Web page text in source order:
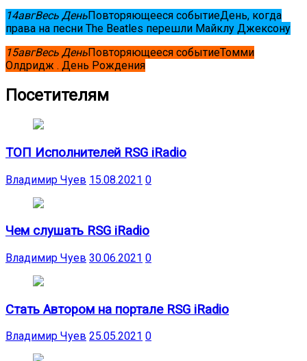
14авгВесь ДеньПовторяющееся событиеДень, когда
права на песни The Beatles перешли Майклу Джексону
15авгВесь ДеньПовторяющееся событиеТомми
Олдридж . День Рождения
Посетителям
ТОП Исполнителей RSG iRadio
Владимир Чуев 15.08.2021 0
Чем слушать RSG iRadio
Владимир Чуев 30.06.2021 0
Стать Автором на портале RSG iRadio
Владимир Чуев 25.05.2021 0